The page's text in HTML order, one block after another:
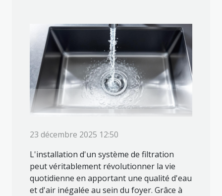
23 décembre 2025 12:50
L'installation d'un système de filtration
peut véritablement révolutionner la vie
quotidienne en apportant une qualité d'eau
et d'air inégalée au sein du foyer. Grâce à